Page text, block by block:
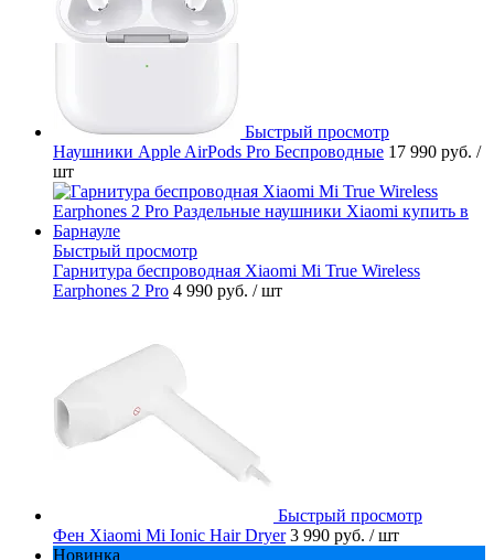
Быстрый просмотр
Наушники Apple AirPods Pro Беспроводные 17 990 руб. /
шт
Быстрый просмотр
Гарнитура беспроводная Xiaomi Mi True Wireless
Earphones 2 Pro 4 990 руб. / шт
Быстрый просмотр
Фен Xiaomi Mi Ionic Hair Dryer 3 990 руб. / шт
Новинка